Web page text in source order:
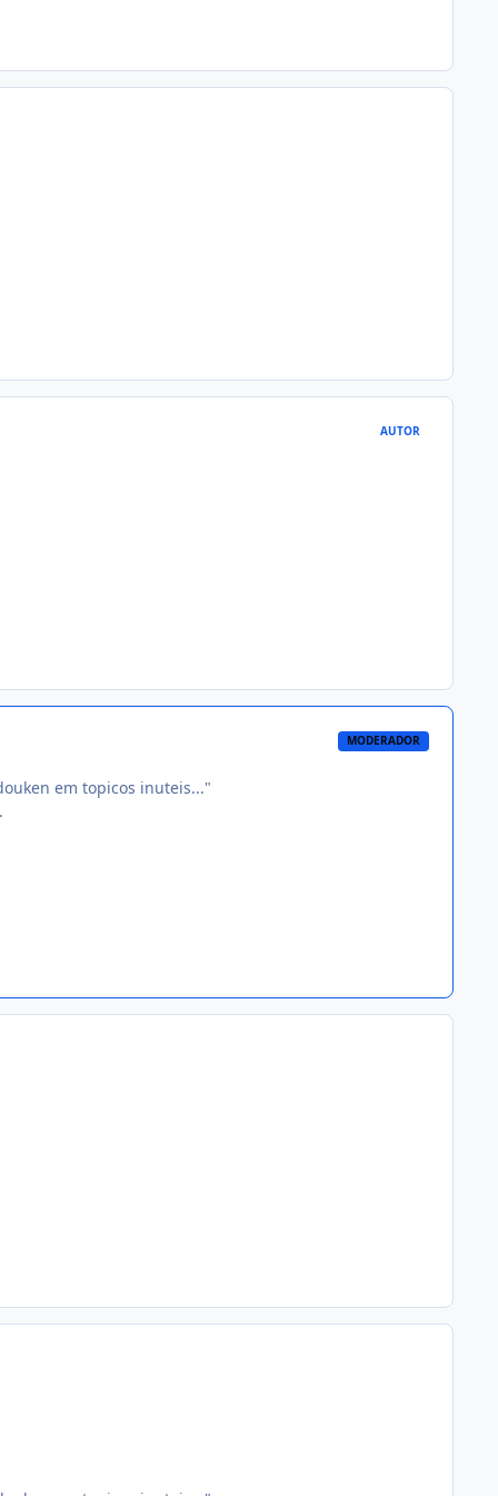
AUTOR
MODERADOR
em topicos inuteis..."